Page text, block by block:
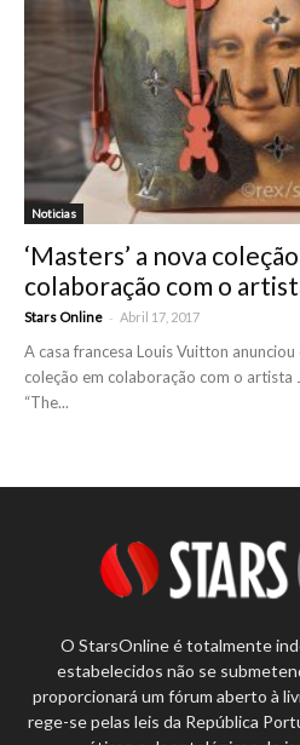
Noticias
‘Masters’ a nova
colaboração com o
Stars Online - Abril 17, 2017
A casa francesa Louis Vuitton
coleção em colaboração com o artista
“The...
O StarsOnline é totalmente
estabelecidos não se
proporcionará um fórum aberto à
rege-se pelas leis da República